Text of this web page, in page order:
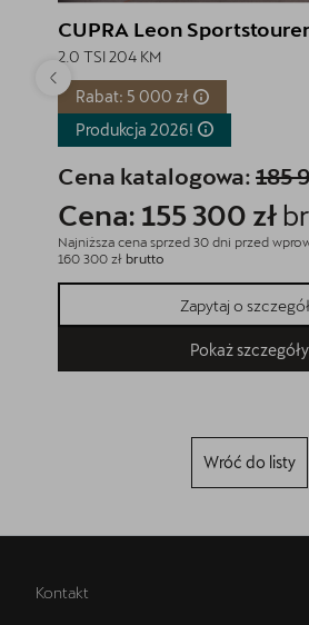
CUPRA Leon Sportstourer
2.0 TSI 204 KM
Rabat: 5 000 zł
Produkcja 2026!
Cena katalogowa: 185
Cena: 155 300 zł
Najniższa cena sprzed 30 dni przed
160 300 zł brutto
Zapytaj o
Pokaż szczegóły
Wróć do listy
Kontakt